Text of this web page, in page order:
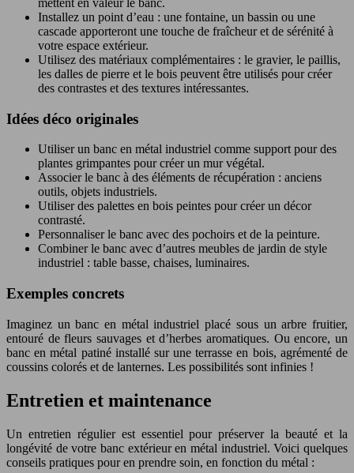
mettent en valeur le banc.
Installez un point d’eau : une fontaine, un bassin ou une
cascade apporteront une touche de fraîcheur et de sérénité à
votre espace extérieur.
Utilisez des matériaux complémentaires : le gravier, le paillis,
les dalles de pierre et le bois peuvent être utilisés pour créer
des contrastes et des textures intéressantes.
Idées déco originales
Utiliser un banc en métal industriel comme support pour des
plantes grimpantes pour créer un mur végétal.
Associer le banc à des éléments de récupération : anciens
outils, objets industriels.
Utiliser des palettes en bois peintes pour créer un décor
contrasté.
Personnaliser le banc avec des pochoirs et de la peinture.
Combiner le banc avec d’autres meubles de jardin de style
industriel : table basse, chaises, luminaires.
Exemples concrets
Imaginez un banc en métal industriel placé sous un arbre fruitier,
entouré de fleurs sauvages et d’herbes aromatiques. Ou encore, un
banc en métal patiné installé sur une terrasse en bois, agrémenté de
coussins colorés et de lanternes. Les possibilités sont infinies !
Entretien et maintenance
Un entretien régulier est essentiel pour préserver la beauté et la
longévité de votre banc extérieur en métal industriel. Voici quelques
conseils pratiques pour en prendre soin, en fonction du métal :